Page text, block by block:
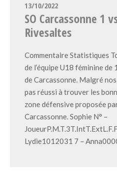
13/10/2022
SO Carcassonne 1
Rivesaltes
Commentaire Statistiques
de l’équipe U18 féminine de
de Carcassonne. Malgré
pas réussi à trouver les
zone défensive proposée
Carcassonne. Sophie N° –
Lydie1012031 7 –